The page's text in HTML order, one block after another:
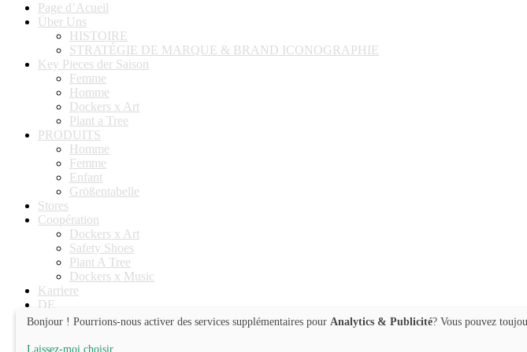
Page d’Acueil
Über Uns
HISTOIRE
STRATÉGIE DE MARQUE & BRAND ICONOGRAPHIE
Key Pieces der Saison
Femme
Homme
Dockers x Art
Plant a Tree
PRODUITS
Homme
Femme
Enfant
Größentabelle
Stores
Coopération
Dockers x Art
Safety Shoes
Plant A Tree
Dockers x Music
Karriere
DE
EN
FR
Bonjour ! Pourrions-nous activer des services supplémentaires pour Analytics & Publicité? Vous pouvez
Laissez-moi choisir...